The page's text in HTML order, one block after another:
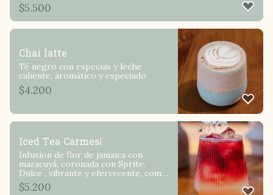
$5.500
Chai latte
Té negro con especias y leche
caliente, aromático y especiado
$4.200
Iced Tea Carmesí
Infusion de flor de jamaica con
maracuyá, coronada con Sprite.
Dulce , vibrante y efervecente, como
una tarde de verano en floria.
$5.200